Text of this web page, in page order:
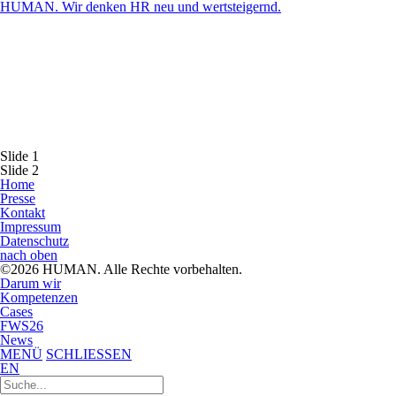
HUMAN. Wir denken HR neu und wertsteigernd.
Slide 1
Slide 2
Home
Presse
Kontakt
Impressum
Datenschutz
nach oben
©2026 HUMAN. Alle Rechte vorbehalten.
Darum wir
Kompetenzen
Cases
FWS26
News
MENÜ SCHLIESSEN
EN
Suchen